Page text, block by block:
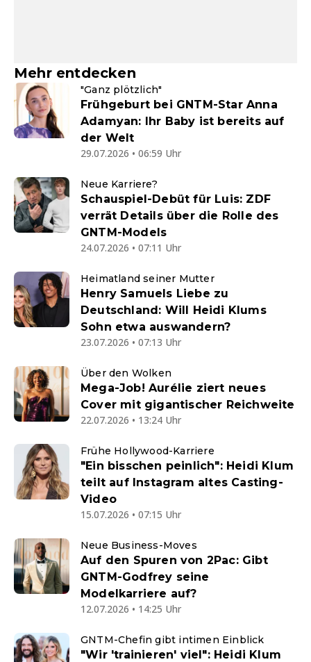
Mehr entdecken
"Ganz plötzlich"
Frühgeburt bei GNTM-Star Anna
Adamyan: Ihr Baby ist bereits auf
der Welt
29.07.2026 • 06:59 Uhr
Neue Karriere?
Schauspiel-Debüt für Luis: ZDF
verrät Details über die Rolle des
GNTM-Models
24.07.2026 • 07:11 Uhr
Heimatland seiner Mutter
Henry Samuels Liebe zu
Deutschland: Will Heidi Klums
Sohn etwa auswandern?
23.07.2026 • 07:13 Uhr
Über den Wolken
Mega-Job! Aurélie ziert neues
Cover mit gigantischer Reichweite
22.07.2026 • 13:24 Uhr
Frühe Hollywood-Karriere
"Ein bisschen peinlich": Heidi Klum
teilt auf Instagram altes Casting-
Video
15.07.2026 • 07:15 Uhr
Neue Business-Moves
Auf den Spuren von 2Pac: Gibt
GNTM-Godfrey seine
Modelkarriere auf?
12.07.2026 • 14:25 Uhr
GNTM-Chefin gibt intimen Einblick
"Wir 'trainieren' viel": Heidi Klum